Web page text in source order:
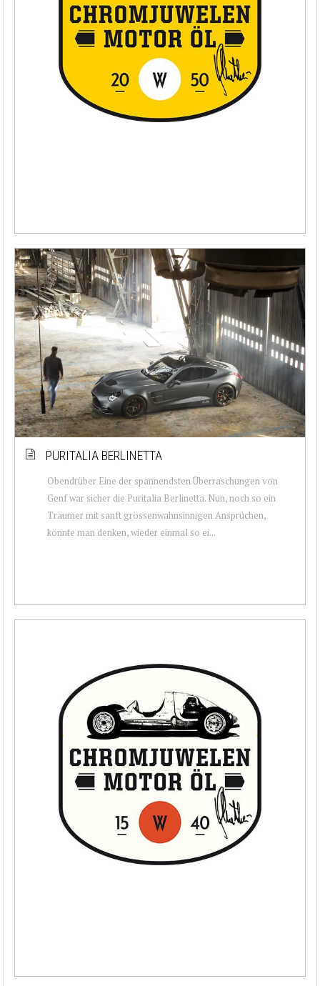
PURITALIA BERLINETTA
Obendrüber Eine der spannendsten Überraschungen von
Genf war sicher die Puritalia Berlinetta. Nun, noch so ein
Träumer mit sanft grössenwahnsinnigen Ansprüchen,
könnte man denken, wieder einmal so ei...